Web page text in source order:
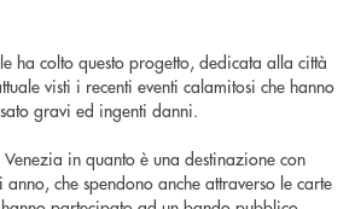
ha colto questo progetto, dedicata alla città
visti i recenti eventi calamitosi che hanno
gravi ed ingenti danni.
in quanto è una destinazione con
che spendono anche attraverso le carte